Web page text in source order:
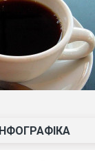
ІНФОГРАФІКА